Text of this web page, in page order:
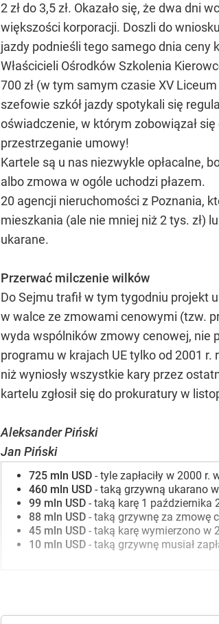
2 zł do 3,5 zł. Okazało się, że dwa
większości korporacji. Doszli do
jazdy podnieśli tego samego dnia ceny
Właścicieli Ośrodków Szkolenia
700 zł (w tym samym czasie XV
szefowie szkół jazdy spotykali się
oświadczenie, w którym zobowiązał
przestrzeganie umowy!
Kartele są u nas niezwykle opłacalne,
albo zmowa w ogóle uchodzi płazem.
20 agencji nieruchomości z Poznania,
mieszkania (ale nie mniej niż 2 tys. zł)
ukarane.
Przerwać milczenie wilków
Do Sejmu trafił w tym tygodniu projekt
w walce ze zmowami cenowymi (tzw.
wyda wspólników zmowy cenowej, nie
programu w krajach UE tylko od 2001
niż wyniosły wszystkie kary przez
kartelu zgłosił się do prokuratury w
Aleksander Piński
Jan Piński
725 mln USD - tyle zapłaciły w 2000
460 mln USD - taką grzywną ukarano
99 mln USD - taką karę 1 października
88 mln USD - taką grzywnę za zmowę
45 mln USD - taką karę wymierzono w
10 mln USD - taką grzywnę musiał